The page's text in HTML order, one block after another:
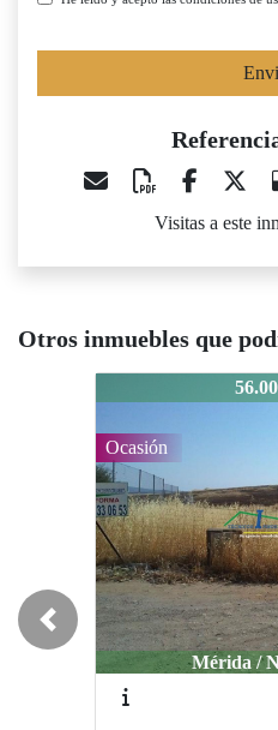
Visitas a este
Otros inmuebles que
Mérida / NUEVAS
Mirandilla /
Previous